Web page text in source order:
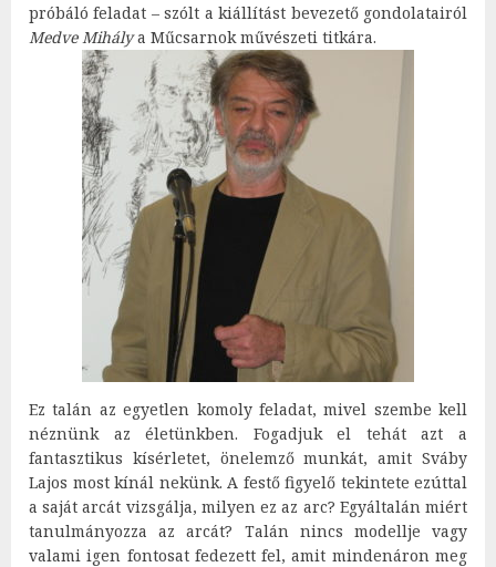
próbáló feladat – szólt a kiállítást bevezető gondolatairól
Medve Mihálya Műcsarnok művészeti titkára.
Ez talán az egyetlen komoly feladat, mivel szembe kell
néznünk az életünkben. Fogadjuk el tehát azt a
fantasztikus kísérletet, önelemző munkát, amit Sváby
Lajos most kínál nekünk. A festő figyelő tekintete ezúttal
a saját arcát vizsgálja, milyen ez az arc? Egyáltalán miért
tanulmányozza az arcát? Talán nincs modellje vagy
valami igen fontosat fedezett fel, amit mindenáron meg